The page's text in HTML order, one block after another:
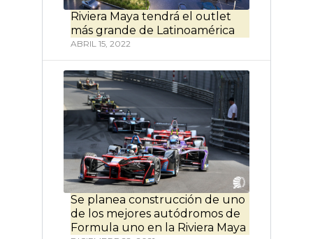
Riviera Maya tendrá el outlet
más grande de Latinoamérica
ABRIL 15, 2022
Se planea construcción de uno
de los mejores autódromos de
Formula uno en la Riviera Maya